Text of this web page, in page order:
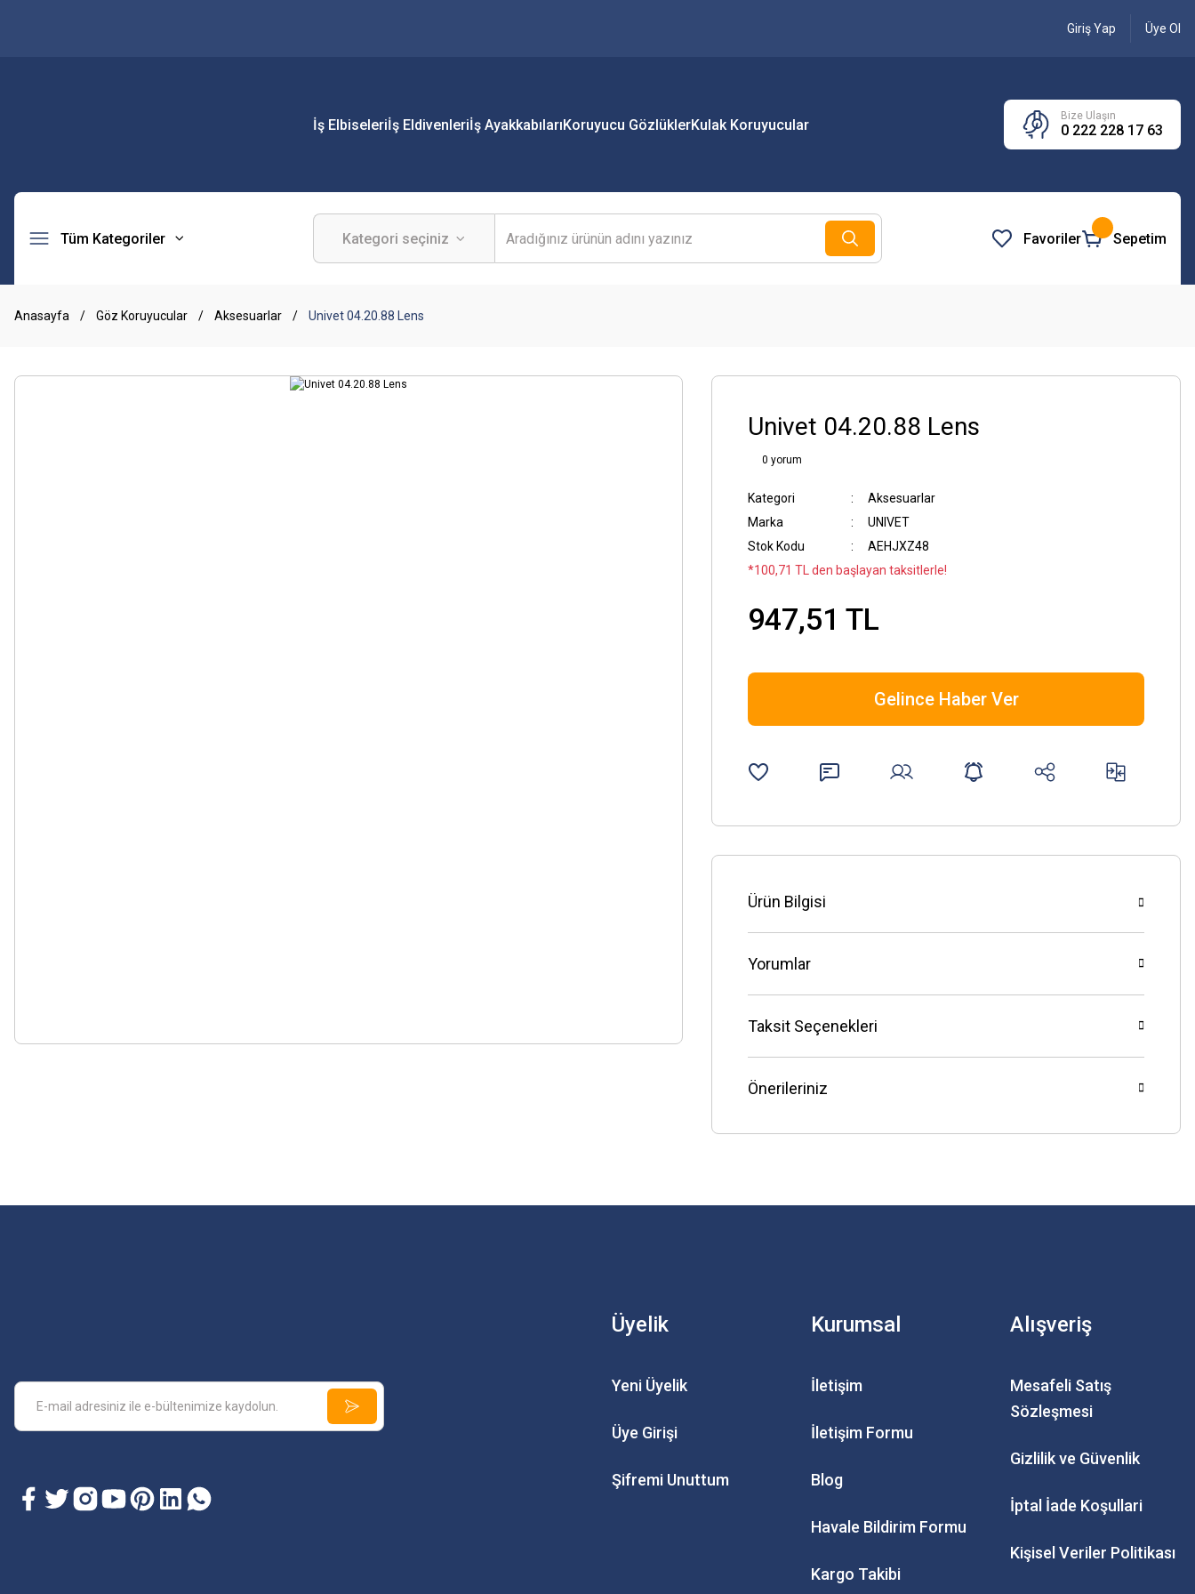
Giriş Yap Üye Ol
İş Elbiseleriİş Eldivenleriİş AyakkabılarıKoruyucu GözlüklerKulak Koruyucular
Bize Ulaşın
0 222 228 17 63
Tüm Kategoriler Favoriler Sepetim
Anasayfa Göz Koruyucular Aksesuarlar Univet 04.20.88 Lens
Univet 04.20.88 Lens
0 yorum
Kategori
Aksesuarlar
Marka
UNIVET
Stok Kodu
AEHJXZ48
*100,71 TL den başlayan taksitlerle!
947,51 TL
Gelince Haber Ver
Ürün Bilgisi
Yorumlar
Taksit Seçenekleri
Önerileriniz
Üyelik
Yeni Üyelik
Üye Girişi
Şifremi Unuttum
Kurumsal
İletişim
İletişim Formu
Blog
Havale Bildirim Formu
Kargo Takibi
Alışveriş
Mesafeli Satış
Sözleşmesi
Gizlilik ve Güvenlik
İptal İade Koşullari
Kişisel Veriler Politikası